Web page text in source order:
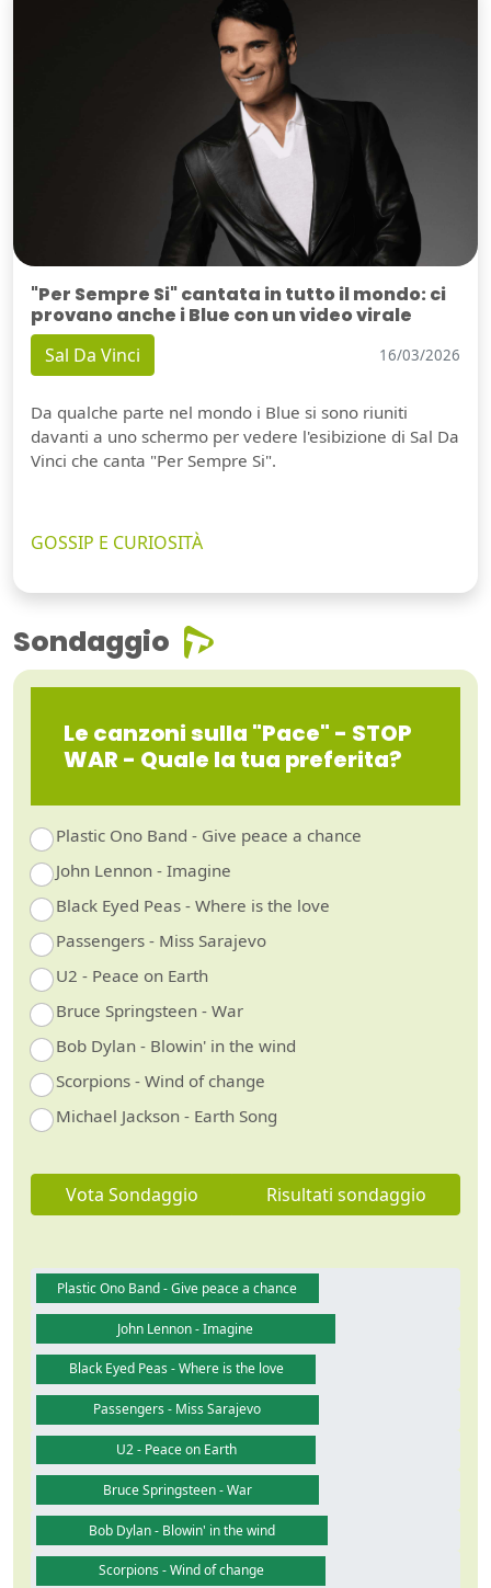
"Per Sempre Si" cantata in tutto il mondo: ci
provano anche i Blue con un video virale
Sal Da Vinci 16/03/2026
Da qualche parte nel mondo i Blue si sono riuniti
davanti a uno schermo per vedere l'esibizione di Sal Da
Vinci che canta "Per Sempre Si".
GOSSIP E CURIOSITÀ
Sondaggio
Le canzoni sulla "Pace" - STOP
WAR - Quale la tua preferita?
Plastic Ono Band - Give peace a chance
John Lennon - Imagine
Black Eyed Peas - Where is the love
Passengers - Miss Sarajevo
U2 - Peace on Earth
Bruce Springsteen - War
Bob Dylan - Blowin' in the wind
Scorpions - Wind of change
Michael Jackson - Earth Song
Vota Sondaggio Risultati sondaggio
Plastic Ono Band - Give peace a chance
John Lennon - Imagine
Black Eyed Peas - Where is the love
Passengers - Miss Sarajevo
U2 - Peace on Earth
Bruce Springsteen - War
Bob Dylan - Blowin' in the wind
Scorpions - Wind of change